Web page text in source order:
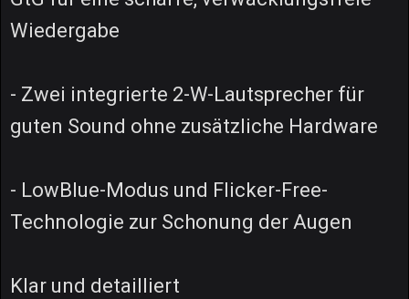
Wiedergabe
- Zwei integrierte 2-W-Lautsprecher für
guten Sound ohne zusätzliche Hardware
- LowBlue-Modus und Flicker-Free-
Technologie zur Schonung der Augen
Klar und detailliert